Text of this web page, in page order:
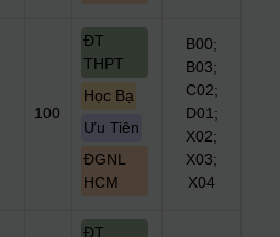
100
ĐT
THPT
Học Bạ
Ưu Tiên
ĐGNL
HCM
B00;
B03;
C02;
D01;
X02;
X03;
X04
ĐT